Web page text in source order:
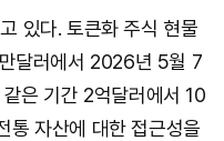
있다. 토큰화 주식 현물
달러에서 2026년 5월 7
은 기간 2억달러에서 10
통 자산에 대한 접근성을